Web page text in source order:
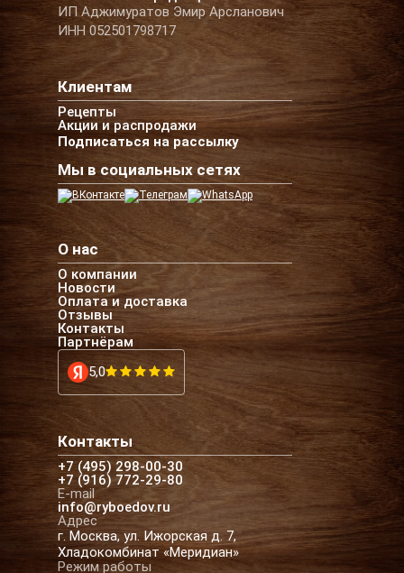
ИП Аджимуратов Эмир Арсланович
ИНН 052501798717
Клиентам
Рецепты
Акции и распродажи
Подписаться на рассылку
Мы в социальных сетях
О нас
О компании
Новости
Оплата и доставка
Отзывы
Контакты
Партнёрам
5,0
Контакты
+7 (495) 298-00-30
+7 (916) 772-29-80
E-mail
info@ryboedov.ru
Адрес
г. Москва, ул. Ижорская д. 7,
Хладокомбинат «Меридиан»
Режим работы